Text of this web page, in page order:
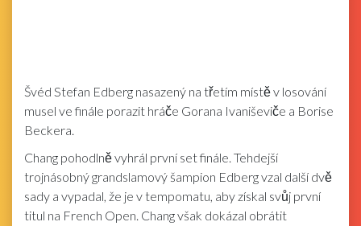
Švéd Stefan Edberg nasazený na třetím místě v losování
musel ve finále porazit hráče Gorana Ivaniševiče a Borise
Beckera.
Chang pohodlně vyhrál první set finále. Tehdejší
trojnásobný grandslamový šampion Edberg vzal další dvě
sady a vypadal, že je v tempomatu, aby získal svůj první
titul na French Open. Chang však dokázal obrátit